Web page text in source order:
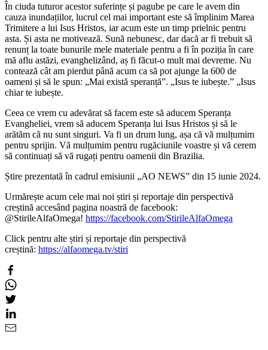
În ciuda tuturor acestor suferințe și pagube pe care le avem din
cauza inundațiilor, lucrul cel mai important este să împlinim Marea
Trimitere a lui Isus Hristos, iar acum este un timp prielnic pentru
asta. Și asta ne motivează. Sună nebunesc, dar dacă ar fi trebuit să
renunț la toate bunurile mele materiale pentru a fi în poziția în care
mă aflu astăzi, evanghelizând, aș fi făcut-o mult mai devreme. Nu
contează cât am pierdut până acum ca să pot ajunge la 600 de
oameni și să le spun: „Mai există speranță”. „Isus te iubește.” „Isus
chiar te iubește.
Ceea ce vrem cu adevărat să facem este să aducem Speranța
Evangheliei, vrem să aducem Speranța lui Isus Hristos și să le
arătăm că nu sunt singuri. Va fi un drum lung, așa că vă mulțumim
pentru sprijin. Vă mulțumim pentru rugăciunile voastre și vă cerem
să continuați să vă rugați pentru oamenii din Brazilia.
Știre prezentată în cadrul emisiunii „AO NEWS” din 15 iunie 2024.
Urmărește acum cele mai noi știri și reportaje din perspectivă
creștină accesând pagina noastră de facebook:
@StirileAlfaOmega! https://facebook.com/StirileAlfaOmega
Click pentru alte știri și reportaje din perspectivă
creștină: https://alfaomega.tv/stiri